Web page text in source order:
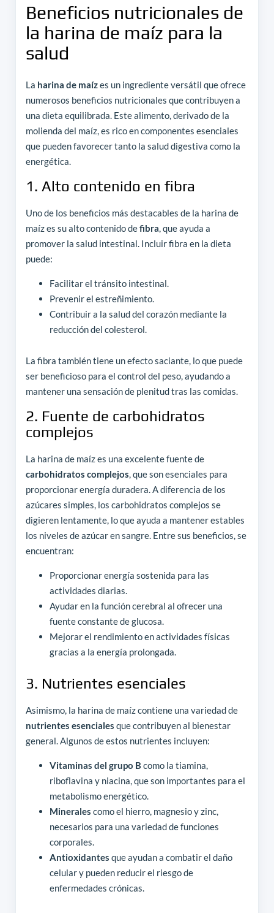
Beneficios nutricionales de
la harina de maíz para la
salud
La harina de maízes un ingrediente versátil que ofrece
numerosos beneficios nutricionales que contribuyen a
una dieta equilibrada. Este alimento, derivado de la
molienda del maíz, es rico en componentes esenciales
que pueden favorecer tanto la salud digestiva como la
energética.
1. Alto contenido en fibra
Uno de los beneficios más destacables de la harina de
maíz es su alto contenido defibra, que ayuda a
promover la salud intestinal. Incluir fibra en la dieta
puede:
Facilitar el tránsito intestinal.
Prevenir el estreñimiento.
Contribuir a la salud del corazón mediante la
reducción del colesterol.
La fibra también tiene un efecto saciante, lo que puede
ser beneficioso para el control del peso, ayudando a
mantener una sensación de plenitud tras las comidas.
2. Fuente de carbohidratos
complejos
La harina de maíz es una excelente fuente de
carbohidratos complejos, que son esenciales para
proporcionar energía duradera. A diferencia de los
azúcares simples, los carbohidratos complejos se
digieren lentamente, lo que ayuda a mantener estables
los niveles de azúcar en sangre. Entre sus beneficios, se
encuentran:
Proporcionar energía sostenida para las
actividades diarias.
Ayudar en la función cerebral al ofrecer una
fuente constante de glucosa.
Mejorar el rendimiento en actividades físicas
gracias a la energía prolongada.
3. Nutrientes esenciales
Asimismo, la harina de maíz contiene una variedad de
nutrientes esenciales que contribuyen al bienestar
general. Algunos de estos nutrientes incluyen:
Vitaminas del grupo B como la tiamina,
riboflavina y niacina, que son importantes para el
metabolismo energético.
Minerales como el hierro, magnesio y zinc,
necesarios para una variedad de funciones
corporales.
Antioxidantes que ayudan a combatir el daño
celular y pueden reducir el riesgo de
enfermedades crónicas.